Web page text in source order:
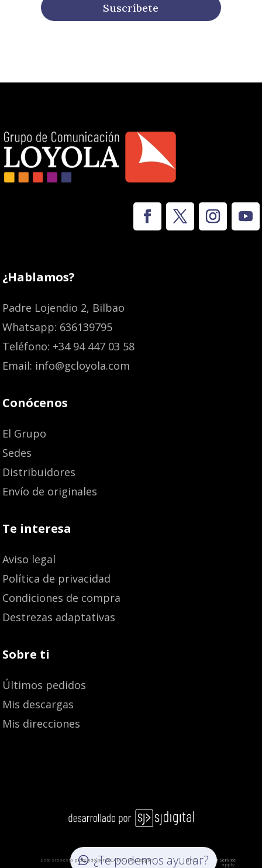
Suscríbete
¿Hablamos?
Padre Lojendio 2, Bilbao
Whatsapp: 636139795
Teléfono: +34 94 447 03 58
Email: info@gcloyola.com
Conócenos
El Grupo
Sedes
Distribuidores
Envío de originales
Te interesa
Aviso legal
Política de privacidad
Condiciones de compra
Destrezas adaptativas
Sobre ti
Últimos pedidos
Mis descargas
Mis direcciones
¿Te podemos ayudar?
Este sitio está protegido por reCAPTCHA y Google:Privacy Policy andTerms of Service
apply.